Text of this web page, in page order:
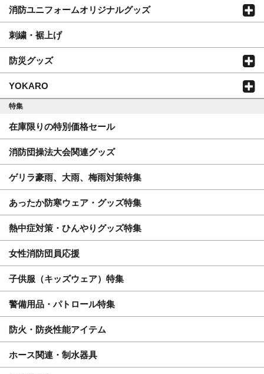
消防ユニフォームオリジナルグッズ
刺繍・裾上げ
防災グッズ
YOKARO
特集
在庫限りの特別価格セール
消防団操法大会関連グッズ
ゲリラ豪雨、大雨、梅雨対策特集
あったか防寒ウェア・グッズ特集
熱中症対策・ひんやりグッズ特集
女性消防団員応援
子供服（キッズウェア）特集
警備用品・パトロール特集
防火・防炎性能アイテム
ホース関連・制水器具